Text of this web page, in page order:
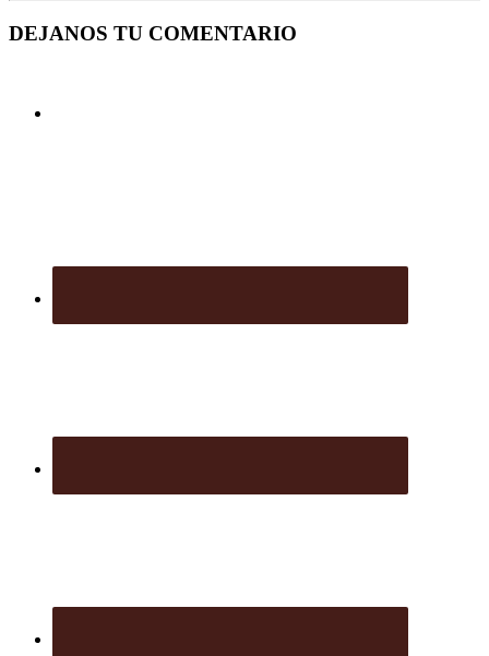
DEJANOS TU COMENTARIO